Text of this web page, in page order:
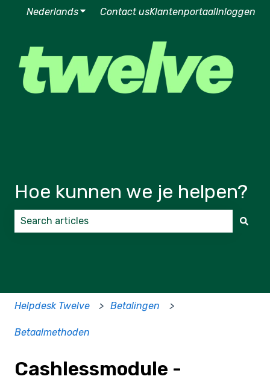
NederlandsSubmenu tonen voor vertalingen
Contact usKlantenportaalInloggen
Hoe kunnen we je helpen?
Helpdesk Twelve Betalingen
Betaalmethoden
Cashlessmodule -